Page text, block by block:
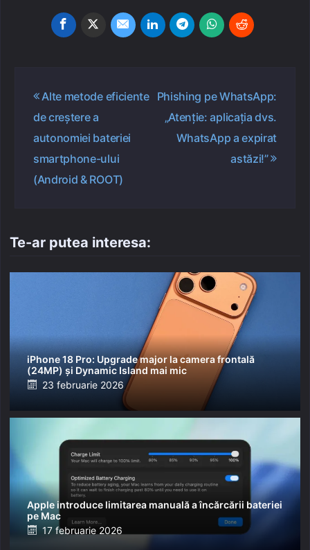
Navigare
articole
Alte metode eficiente
de creștere a
autonomiei bateriei
smartphone-ului
(Android & ROOT)
Phishing pe WhatsApp:
„Atenție: aplicația dvs.
WhatsApp a expirat
astăzi!”
Te-ar putea interesa:
iPhone 18 Pro: Upgrade major la camera frontală
(24MP) și Dynamic Island mai mic
Posted
23 februarie 2026
Apple introduce limitarea manuală a încărcării bateriei
pe Mac
Posted
17 februarie 2026